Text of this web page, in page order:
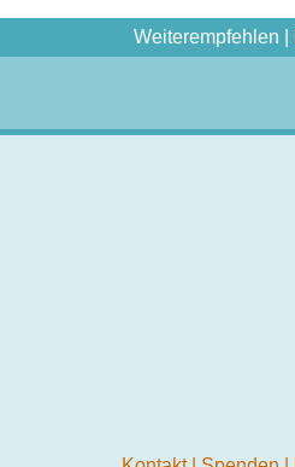
Weiterempfehlen